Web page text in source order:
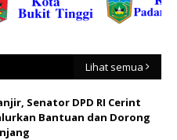
Lihat semua
Senator DPD RI Cerint
Bantuan dan Dorong